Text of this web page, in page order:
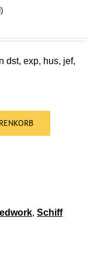
dst, exp, hus, jef,
, Schiff